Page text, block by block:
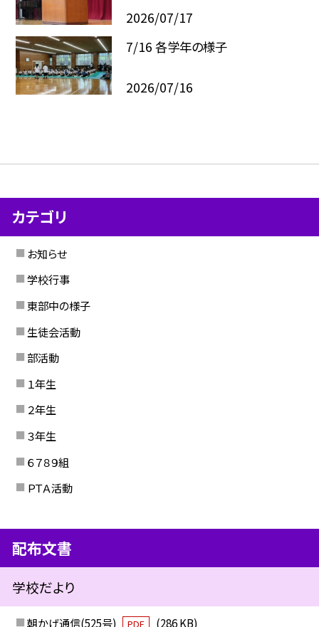
2026/07/17
7/16 各学年の様子
2026/07/16
カテゴリ
お知らせ
学校行事
東部中の様子
生徒会活動
部活動
１年生
２年生
３年生
６７８９組
ＰＴＡ活動
配布文書
学校だより
朝かげ通信(525号) PDF (286 KB)